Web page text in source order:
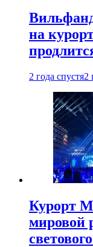
на
2 года спустя2
Курорт
мировой